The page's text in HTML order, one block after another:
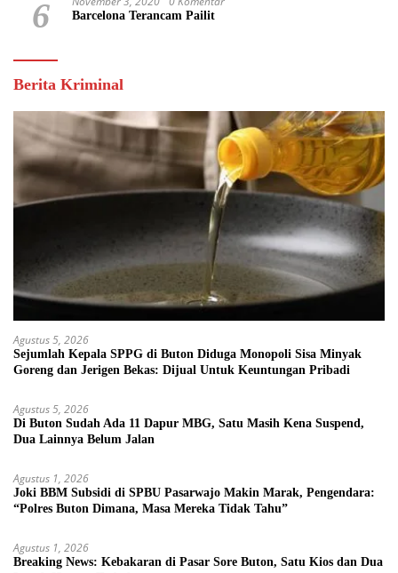
6 Barcelona Terancam Pailit
Berita Kriminal
Agustus 5, 2026
Sejumlah Kepala SPPG di Buton Diduga Monopoli Sisa Minyak
Goreng dan Jerigen Bekas: Dijual Untuk Keuntungan Pribadi
Agustus 5, 2026
Di Buton Sudah Ada 11 Dapur MBG, Satu Masih Kena Suspend,
Dua Lainnya Belum Jalan
Agustus 1, 2026
Joki BBM Subsidi di SPBU Pasarwajo Makin Marak, Pengendara:
“Polres Buton Dimana, Masa Mereka Tidak Tahu”
Agustus 1, 2026
Breaking News: Kebakaran di Pasar Sore Buton, Satu Kios dan Dua